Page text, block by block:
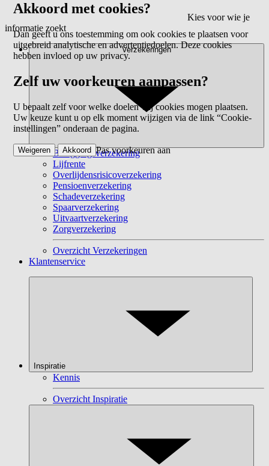
Kies voor wie je
informatie zoekt
Verzekeringen
Beleggingsverzekering
Lijfrente
Overlijdensrisicoverzekering
Pensioenverzekering
Schadeverzekering
Spaarverzekering
Uitvaartverzekering
Zorgverzekering
Overzicht Verzekeringen
Klantenservice
Inspiratie
Kennis
Overzicht Inspiratie
Akkoord met cookies?
Dan geeft u ons toestemming om ook cookies te plaatsen voor
uitgebreid analytische en advertentiedoelen. Deze cookies
hebben invloed op uw privacy.
Zelf uw voorkeuren aanpassen?
U bepaalt zelf voor welke doelen wij cookies mogen plaatsen.
Uw keuze kunt u op elk moment wijzigen via de link “Cookie-
instellingen” onderaan de pagina.
Pas voorkeuren aan
Weigeren Akkoord